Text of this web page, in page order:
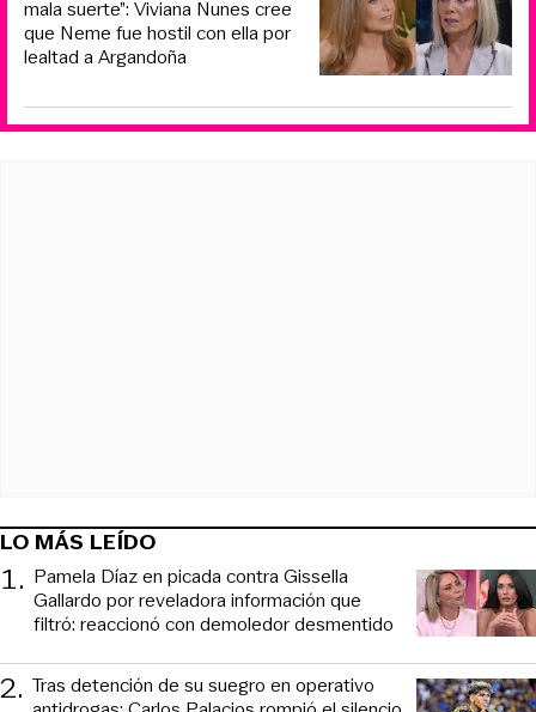
mala suerte”: Viviana Nunes cree
que Neme fue hostil con ella por
lealtad a Argandoña
LO MÁS LEÍDO
1. Pamela Díaz en picada contra Gissella
Gallardo por reveladora información que
filtró: reaccionó con demoledor desmentido
2. Tras detención de su suegro en operativo